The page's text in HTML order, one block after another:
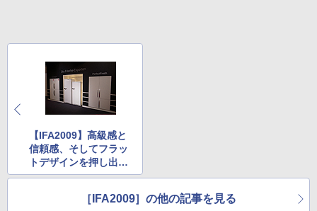
【IFA2009】高級感と
信頼感、そしてフラッ
トデザインを押し出す
ミーレ
［IFA2009］の他の記事を見る